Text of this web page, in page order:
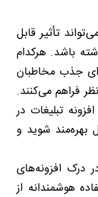
تأثیر قابل
باشد. هرکدام
جذب مخاطبان
فراهم می‌کنند.
تبلیغات در
بهره‌مند شوید و
درک افزونه‌های
هوشمندانه از